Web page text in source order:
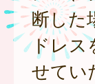
断した
ドレス
せてい